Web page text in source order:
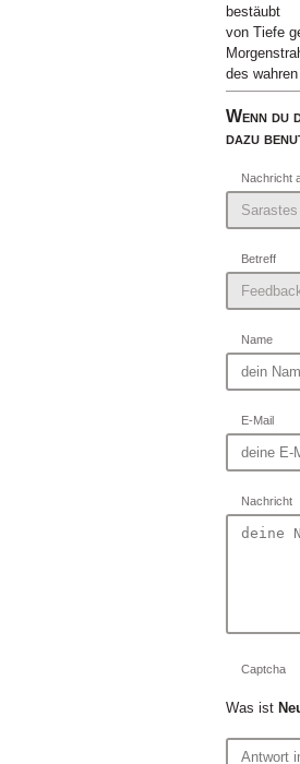
bestäubt
von Tiefe
des wahren
Wenn du
dazu
Nachricht
Betreff
Name
E-Mail
Nachricht
Captcha
Was ist